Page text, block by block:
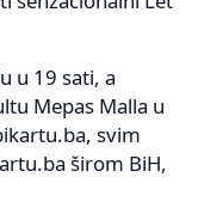
u 19 sati, a
Mepas Malla u
svim
širom BiH,